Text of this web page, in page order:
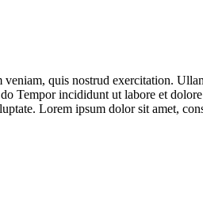
quis nostrud exercitation.
Tempor incididunt ut labore et
Lorem ipsum dolor sit amet,